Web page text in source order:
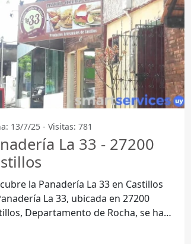
13/7/25 - Visitas: 781
La 33 - 27200
la Panadería La 33 en Castillos
La 33, ubicada en 27200
Departamento de Rocha, se ha